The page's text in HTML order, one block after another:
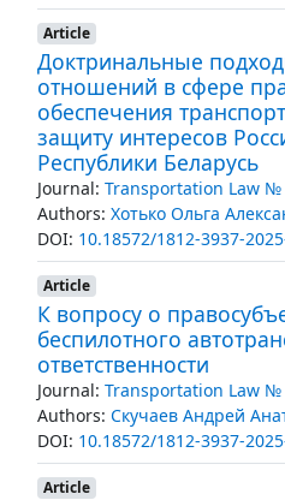
Article
Доктринальные
отношений в сфере
обеспечения
защиту интересов
Республики Беларусь
Journal: Transportation Law №
Authors: Хотько Ольга
DOI: 10.18572/1812-3937-
Article
К вопросу о
беспилотного
ответственности
Journal: Transportation Law №
Authors: Скучаев Андрей
DOI: 10.18572/1812-3937-
Article